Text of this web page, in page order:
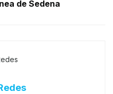
de Sedena